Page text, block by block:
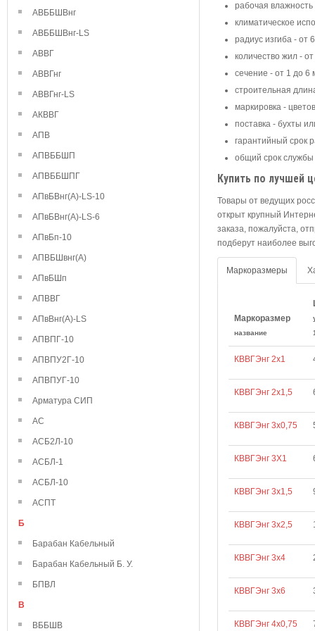
АВББШВнг
АВББШВнг-LS
АВВГ
АВВГнг
АВВГнг-LS
АКВВГ
АПВ
АПВББШП
АПВББШПГ
АПвБВнг(А)-LS-10
АПвБВнг(А)-LS-6
АПвБп-10
АПВБШвнг(А)
АПвБШп
АПВВГ
АПвВнг(А)-LS
АПВПГ-10
АПВПУ2Г-10
АПВПУГ-10
Арматура СИП
АС
АСБ2Л-10
АСБЛ-1
АСБЛ-10
АСПТ
Б
Барабан Кабельный
Барабан Кабельный Б. У.
БПВЛ
В
ВББШВ
рабочая влажность
климатическое
радиус изгиба - от
количество жил -
сечение - от 1 до 6
строительная
маркировка -
поставка - бухты
гарантийный срок
общий срок службы
Купить по лучшей
Товары от ведущих
открыт крупный
заказа, пожалуйста,
подберут наиболее
Маркоразмеры
Маркоразмер
название
КВВГЭнг 2х1
КВВГЭнг 2х1,5
КВВГЭнг 3х0,75
КВВГЭнг 3Х1
КВВГЭнг 3х1,5
КВВГЭнг 3х2,5
КВВГЭнг 3х4
КВВГЭнг 3х6
КВВГЭнг 4х0,75